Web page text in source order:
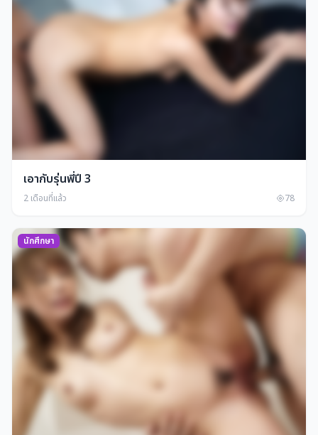
เอากับรุ่นพี่ปี 3
2 เดือนที่แล้ว 78
นักศึกษา